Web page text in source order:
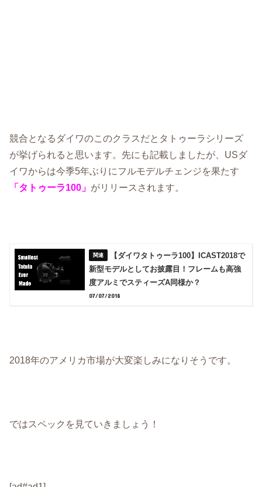
競合となるダイワのこのクラスだとタトゥーラシリーズ
が挙げられると思います。先にも記載しましたが、USダ
イワからは今季5年ぶりにフルモデルチェンジを果たす
「タトゥーラ100」 がリリースされます。
【ダイワタトゥーラ100】ICAST2018で
新型モデルとしてお披露目！フレームも高強
度アルミでスティーズA同様か？
07/07/2018
2018年のアメリカ市場が大変楽しみになりそうです。
ではスペックを見ていきましょう！